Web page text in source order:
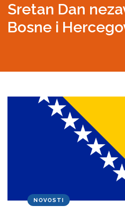
Sretan Dan
Bosne i
NOVOSTI